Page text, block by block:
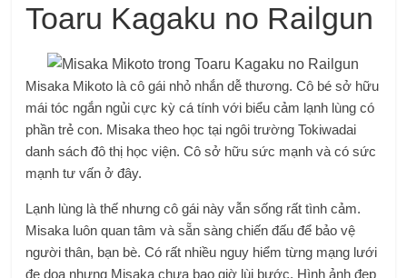
Toaru Kagaku no Railgun
Misaka Mikoto là cô gái nhỏ nhắn dễ thương. Cô bé sở hữu
mái tóc ngắn ngủi cực kỳ cá tính với biểu cảm lạnh lùng có
phần trẻ con. Misaka theo học tại ngôi trường Tokiwadai
danh sách đô thị học viện. Cô sở hữu sức mạnh và có sức
mạnh tư vấn ở đây.
Lạnh lùng là thế nhưng cô gái này vẫn sống rất tình cảm.
Misaka luôn quan tâm và sẵn sàng chiến đấu để bảo vệ
người thân, bạn bè. Có rất nhiều nguy hiểm từng mạng lưới
đe dọa nhưng Misaka chưa bao giờ lùi bước. Hình ảnh đẹp